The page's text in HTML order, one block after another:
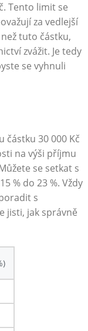
Tento‍ limit se
za ⁤vedlejší​
tuto‌ částku,
zvážit. ⁢Je⁤ tedy‌
‍se vyhnuli
částku ​30 000 Kč
na ‍výši příjmu
se ‌setkat s
% ⁣do ​23 %. Vždy​
s
jisti, jak správně